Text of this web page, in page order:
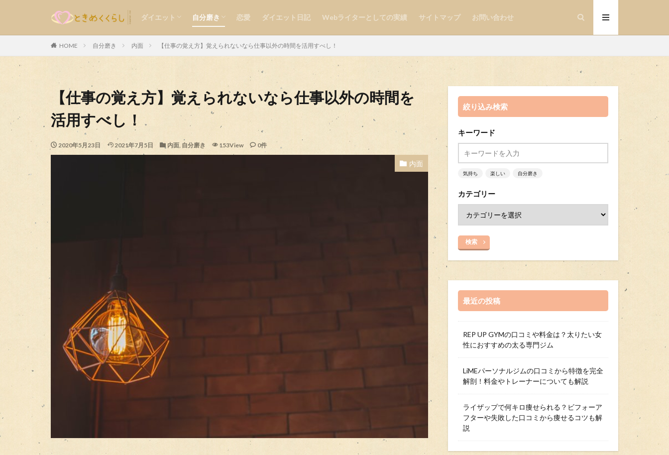
ダイエット
食事
運動
メンタル
自分磨き
外見
内面
恋愛 ダイエット日記 Webライターとしての実績 サイトマップ お問い合わせ
HOME 自分磨き 内面 【仕事の覚え方】覚えられないなら仕事以外の時間を活用すべし！
【仕事の覚え方】覚えられないなら仕事以外の時間を
活用すべし！
2020年5月23日 2021年7月5日 内面, 自分磨き 153View 0件
内面
絞り込み検索
キーワード
気持ち 楽しい 自分磨き
カテゴリー
検索
最近の投稿
REP UP GYMの口コミや料金は？太りたい女
性におすすめの太る専門ジム
LiMEパーソナルジムの口コミから特徴を完全
解剖！料金やトレーナーについても解説
ライザップで何キロ痩せられる？ビフォーア
フターや失敗した口コミから痩せるコツも解
説
カテゴリー
検索